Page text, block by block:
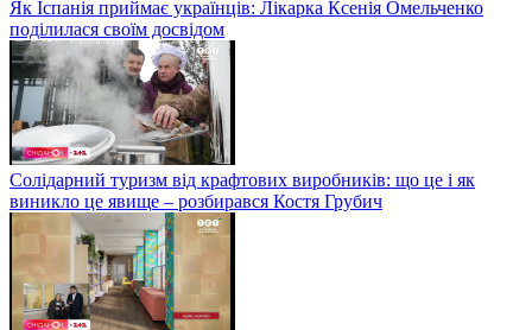
Як Іспанія приймає українців: Лікарка Ксенія Омельченко
поділилася своїм досвідом
Солідарний туризм від крафтових виробників: що це і як
виникло це явище – розбирався Костя Грубич